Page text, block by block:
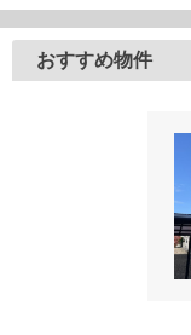
おすすめ物件